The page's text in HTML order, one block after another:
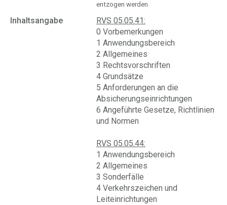
entzogen werden.
Inhaltsangabe
RVS 05.05.41:
0 Vorbemerkungen
1 Anwendungsbereich
2 Allgemeines
3 Rechtsvorschriften
4 Grundsätze
5 Anforderungen an die
Absicherungseinrichtungen
6 Angeführte Gesetze, Richtlinien
und Normen
RVS 05.05.44:
1 Anwendungsbereich
2 Allgemeines
3 Sonderfälle
4 Verkehrszeichen und
Leiteinrichtungen